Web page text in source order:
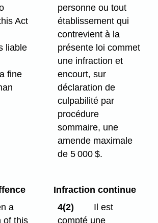
Act
liable
fine
personne ou tout
établissement qui
contrevient à la
présente loi commet
une infraction et
encourt, sur
déclaration de
culpabilité par
procédure
sommaire, une
amende maximale
de 5 000 $.
a
of this
Infraction continue
4(2)
Il est
compté une